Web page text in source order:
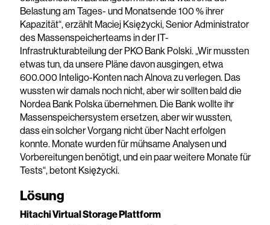
Belastung am Tages- und Monatsende 100 % ihrer
Kapazität“, erzählt Maciej Księżycki, Senior Administrator
des Massenspeicherteams in der IT-
Infrastrukturabteilung der PKO Bank Polski. „Wir mussten
etwas tun, da unsere Pläne davon ausgingen, etwa
600.000 Inteligo-Konten nach Alnova zu verlegen. Das
wussten wir damals noch nicht, aber wir sollten bald die
Nordea Bank Polska übernehmen. Die Bank wollte ihr
Massenspeichersystem ersetzen, aber wir wussten,
dass ein solcher Vorgang nicht über Nacht erfolgen
konnte. Monate wurden für mühsame Analysen und
Vorbereitungen benötigt, und ein paar weitere Monate für
Tests“, betont Księżycki.
Lösung
Hitachi Virtual Storage Plattform